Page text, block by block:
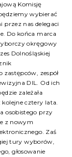
Komisję
wybierać
nas delegaci
Do końca marca
okręgowy
Dolnośląskiej
zastępców, zespół
DIL. Od ich
zależała
cztery lata.
osobistego przy
z nowym
Zaś
tury wyborów,
głosowanie